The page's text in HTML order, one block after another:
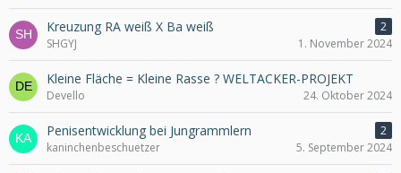
Kreuzung RA weiß X Ba weiß
2
SHGYJ
1. November 2024
Kleine Fläche = Kleine Rasse ? WELTACKER-PROJEKT
Devello 24. Oktober 2024
Penisentwicklung bei Jungrammlern
2
kaninchenbeschuetzer
5. September 2024